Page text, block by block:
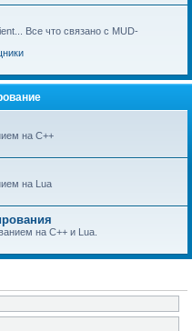
Все что связано с MUD-
на С++
на Lua
на C++ и Lua.